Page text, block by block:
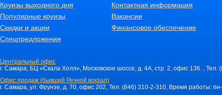
Круизы выходного дня
Популярные круизы
Скидки и акции
Спецпредложения
Контактная информация
Вакансии
Финансовое обеспечение
Центральный офис
г. Самара, БЦ «Скала Холл», Московское шоссе, д. 4А, стр. 2, офис 136. ,
Офис продаж (бывший Речной вокзал)
г. Самара, ул. Фрунзе, д. 70, офис 202, Тел. (846) 310-2-310, Время работы: